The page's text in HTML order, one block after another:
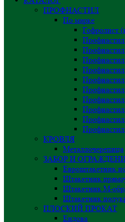
ПРОФНАСТИЛ
По марке
Гофролист
КРОВЛЯ
Металлочерепица
ЗАБОР И
Евроштакетник
Штакетник
Штакетник М-
Штакетник
ПЛОСКИЙ ПРОКАТ
Ендова